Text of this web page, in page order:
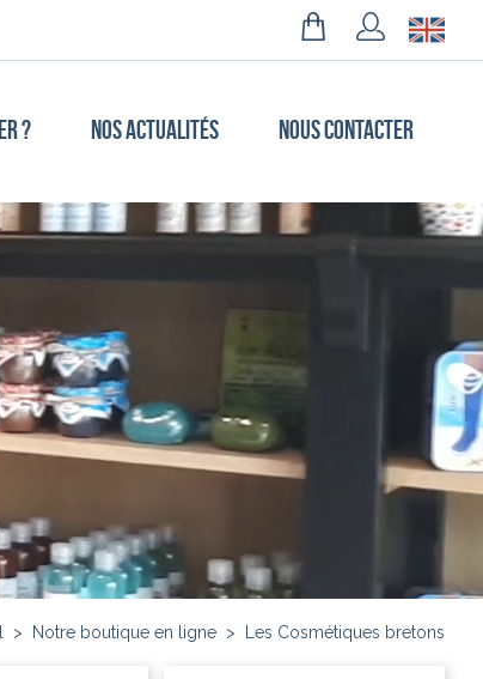
? NOS ACTUALITÉS NOUS CONTACTER
> Notre boutique en ligne > Les Cosmétiques bretons